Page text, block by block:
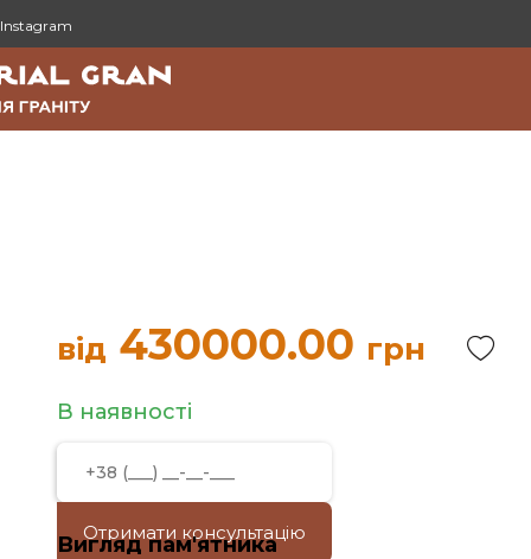
Instagram
від 430000.00 грн
В наявності
Отримати консультацію
Вигляд пам'ятника